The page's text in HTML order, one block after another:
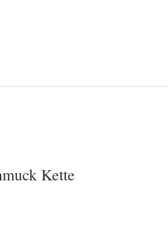
Kette